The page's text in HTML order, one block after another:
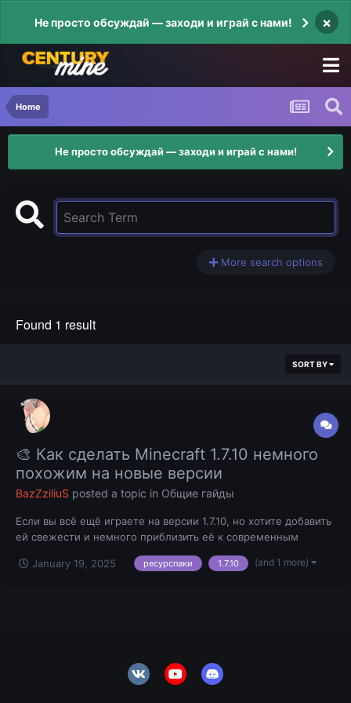
Не просто обсуждай — заходи и играй с нами! ×
Home
Не просто обсуждай — заходи и играй с нами!
More search options
Found 1 result
SORT BY
🎨 Как сделать Minecraft 1.7.10 немного
похожим на новые версии
BazZziliuS posted a topic in Общие гайды
Если вы всё ещё играете на версии 1.7.10, но хотите добавить
ей свежести и немного приблизить её к современным
звуки и атмосферу игры. В этой статье я расскажу, какие
January 19, 2025 ресурспаки 1.7.10 (and 1 more)